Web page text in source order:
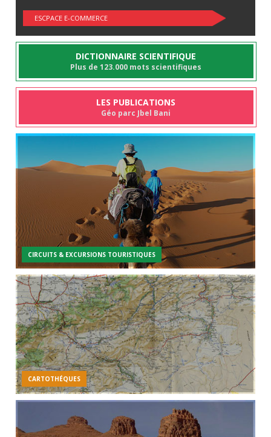
ESCPACE E-COMMERCE
DICTIONNAIRE SCIENTIFIQUE
Plus de 123.000 mots scientifiques
LES PUBLICATIONS
Géo parc Jbel Bani
CIRCUITS & EXCURSIONS TOURISTIQUES
CARTOTHÉQUES